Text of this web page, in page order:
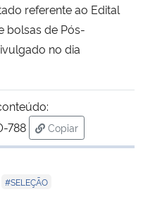
e Comunicações
referente ao Edital
bolsas de Pós-
no dia
788
Copiar
para área de
#SELEÇÃO